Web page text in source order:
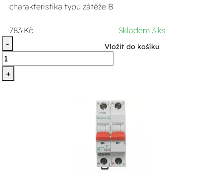
charakteristika typu zátěže B
783 Kč
Skladem 3 ks
-
+
Vložit do košíku